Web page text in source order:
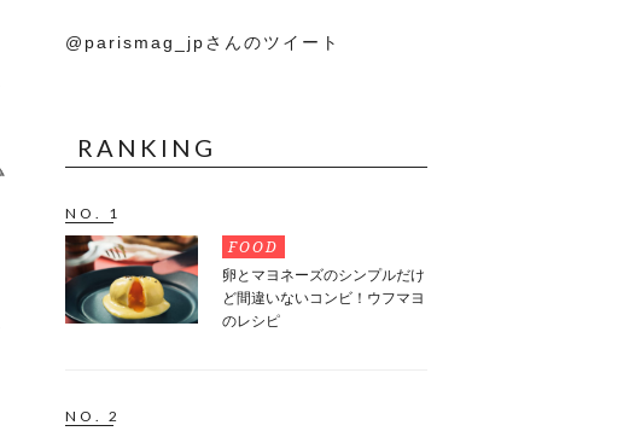
@parismag_jpさんのツイート
RANKING
NO. 1
FOOD
卵とマヨネーズのシンプルだけ
ど間違いないコンビ！ウフマヨ
のレシピ
NO. 2